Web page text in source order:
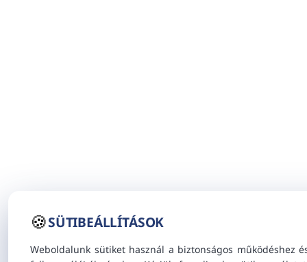
🍪SÜTIBEÁLLÍTÁSOK
Weboldalunk sütiket használ a biztonságos működéshez